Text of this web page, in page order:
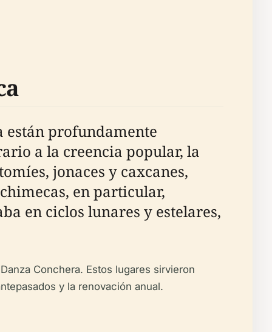
están profundamente
a la creencia popular, la
jonaces y caxcanes,
en particular,
en ciclos lunares y estelares,
Conchera. Estos lugares sirvieron
y la renovación anual.